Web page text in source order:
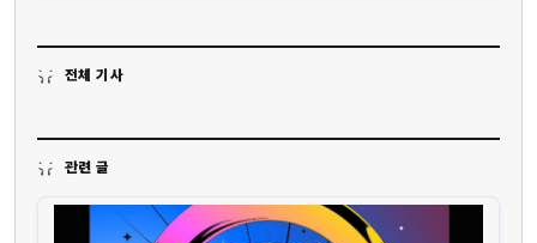
전체 기사
관련 글